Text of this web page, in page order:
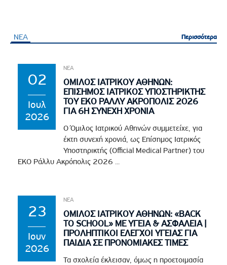
ΝΕΑ Περισσότερα
Περισσότερα
02
Ιουλ
2026
ΝΕΑ
ΟΜΙΛΟΣ ΙΑΤΡΙΚΟΥ ΑΘΗΝΩΝ:
ΕΠΙΣΗΜΟΣ ΙΑΤΡΙΚΟΣ ΥΠΟΣΤΗΡΙΚΤΗΣ
ΤΟΥ EKO ΡΑΛΛΥ ΑΚΡΟΠΟΛΙΣ 2026
ΓΙΑ 6Η ΣΥΝΕΧΗ ΧΡΟΝΙΑ
Ο Όμιλος Ιατρικού Αθηνών συμμετείχε, για
έκτη συνεχή χρονιά, ως Επίσημος Ιατρικός
Υποστηρικτής (Official Medical Partner) του
EKO Ράλλυ Ακρόπολις 2026 ...
23
Ιουν
2026
ΝΕΑ
ΟΜΙΛΟΣ ΙΑΤΡΙΚΟΥ ΑΘΗΝΩΝ: «BACK
TO SCHOOL» ΜΕ ΥΓΕΙΑ & ΑΣΦΑΛΕΙΑ |
ΠΡΟΛΗΠΤΙΚΟΙ ΕΛΕΓΧΟΙ ΥΓΕΙΑΣ ΓΙΑ
ΠΑΙΔΙΑ ΣΕ ΠΡΟΝΟΜΙΑΚΕΣ ΤΙΜΕΣ
Τα σχολεία έκλεισαν, όμως η προετοιμασία